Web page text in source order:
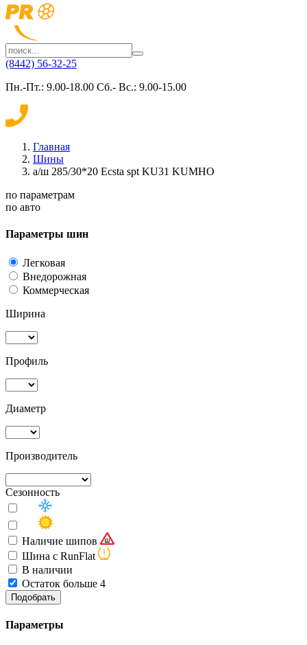
(8442) 56-32-25
Пн.-Пт.: 9.00-18.00 Сб.- Вс.: 9.00-15.00
Главная
Шины
а/ш 285/30*20 Ecsta spt KU31 KUMHO
по параметрам
по авто
Параметры шин
Легковая
Внедорожная
Коммерческая
Ширина
Профиль
Диаметр
Производитель
Сезонность
Наличие шипов
Шина с RunFlat
В наличии
Остаток больше 4
Подобрать
Параметры